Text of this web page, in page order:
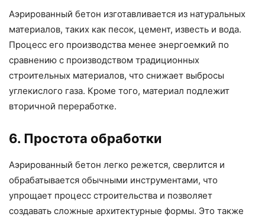
Аэрированный бетон изготавливается из натуральных
материалов, таких как песок, цемент, известь и вода.
Процесс его производства менее энергоемкий по
сравнению с производством традиционных
строительных материалов, что снижает выбросы
углекислого газа. Кроме того, материал подлежит
вторичной переработке.
6. Простота обработки
Аэрированный бетон легко режется, сверлится и
обрабатывается обычными инструментами, что
упрощает процесс строительства и позволяет
создавать сложные архитектурные формы. Это также